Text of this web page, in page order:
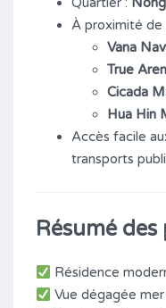
À proximité de
Vana
True
Cicada
Hua Hin
Accès facile
transports
Résumé
Résidence
Vue dégagée